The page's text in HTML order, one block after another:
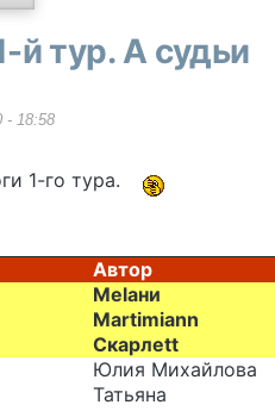
й тур. А судьи
- 18:58
1-го тура.
Автор
Melани
Martimiann
Скарлеtt
Юлия Михайлова
Татьяна